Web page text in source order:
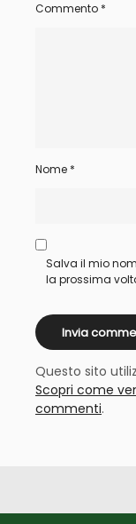
Commento *
Nome *
Salva il mio
la prossima
Questo sito
Scopri come
commenti.